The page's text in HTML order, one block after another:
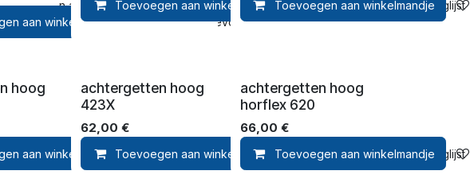
Toevoegen aan verlanglijst
aan winkelmandje Toevoegen aan verlanglijst
Toevoegen aan winkelmandje Toevoegen aan verlanglijst
Toevoegen aan winkelmandje
Toevoegen aan verlanglijst
hoog
aan winkelmandje Toevoegen aan verlanglijst
achtergetten hoog
423X
62,00 €
Toevoegen aan winkelmandje Toevoegen aan verlanglijst
achtergetten hoog
horflex 620
66,00 €
Toevoegen aan winkelmandje